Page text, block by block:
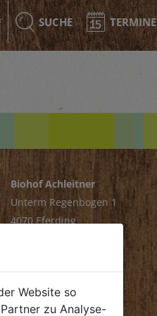
SUCHE TERMINE
Biohof Achleitner
Unterm Regenbogen 1
4070 Eferding
Website so
zu Analyse-